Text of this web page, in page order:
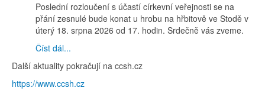
Poslední rozloučení s účastí církevní veřejnosti se na
přání zesnulé bude konat u hrobu na hřbitově ve Stodě v
úterý 18. srpna 2026 od 17. hodin. Srdečně vás zveme.
Číst dál...
Další aktuality pokračují na ccsh.cz
https://www.ccsh.cz